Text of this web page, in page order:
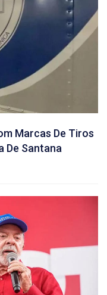
Marcas De Tiros
De Santana